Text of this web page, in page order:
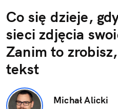
Co się dzieje,
sieci zdjęcia
Zanim to
tekst
Michał Alicki